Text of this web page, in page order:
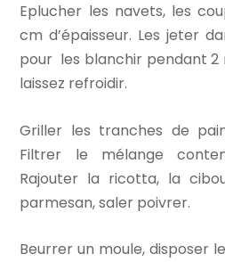
Eplucher les navets, les
cm d’épaisseur. Les jeter
pour les blanchir pendant 2
laissez refroidir.
Griller les tranches de
Filtrer le mélange
Rajouter la ricotta, la
parmesan, saler poivrer.
Beurrer un moule, disposer